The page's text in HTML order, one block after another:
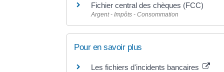
Fichier central des chèques (FCC)
Argent - Impôts - Consommation
Pour en savoir plus
Les fichiers d'incidents bancaires